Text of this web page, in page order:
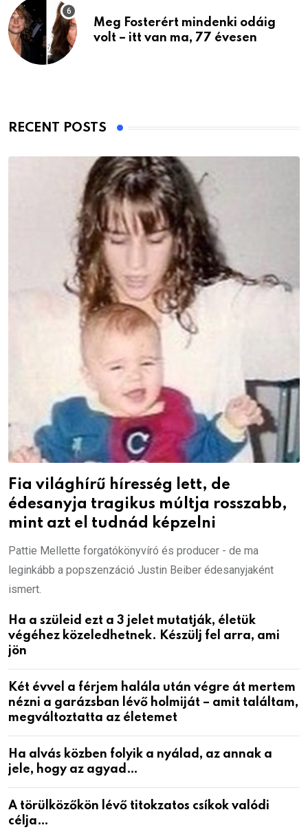
Meg Fosterért mindenki odáig
volt – itt van ma, 77 évesen
RECENT POSTS
Fia világhírű híresség lett, de
édesanyja tragikus múltja rosszabb,
mint azt el tudnád képzelni
Pattie Mellette forgatókönyvíró és producer - de ma
leginkább a popszenzáció Justin Beiber édesanyjaként
ismert.
Ha a szüleid ezt a 3 jelet mutatják, életük
végéhez közeledhetnek. Készülj fel arra, ami
jön
Két évvel a férjem halála után végre át mertem
nézni a garázsban lévő holmiját – amit találtam,
megváltoztatta az életemet
Ha alvás közben folyik a nyálad, az annak a
jele, hogy az agyad…
A törülközőkön lévő titokzatos csíkok valódi
célja…